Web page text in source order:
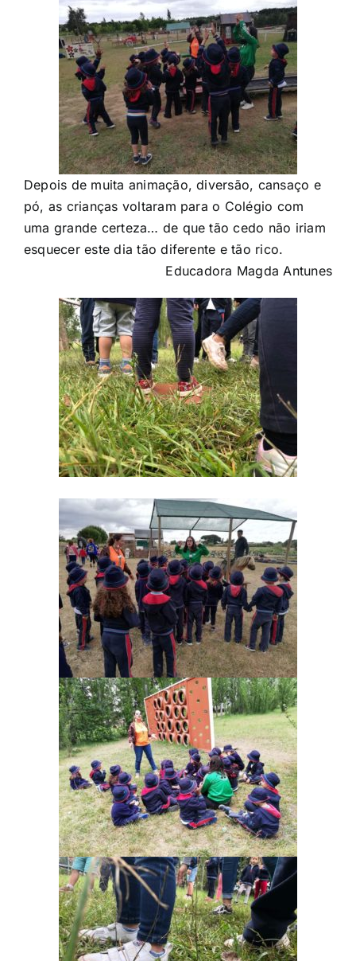
Depois de muita animação, diversão, cansaço e
pó, as crianças voltaram para o Colégio com
uma grande certeza… de que tão cedo não iriam
esquecer este dia tão diferente e tão rico.
Educadora Magda Antunes